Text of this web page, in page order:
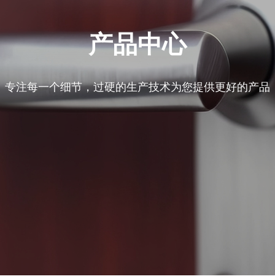
产品中心
专注每一个细节，过硬的生产技术为您提供更好的产品